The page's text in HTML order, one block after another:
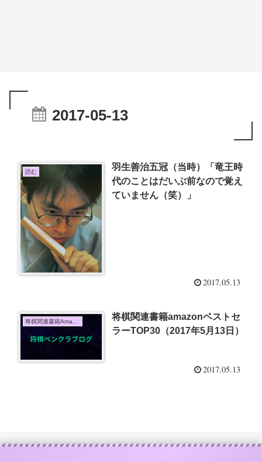
2017-05-13
読む
羽生善治五冠（当時）「竜王時
代のことはだいぶ前なので覚え
ていません（笑）」
2017.05.13
将棋関連書籍amazonベストセ
ラーTOP30（2017年5月13日）
2017.05.13